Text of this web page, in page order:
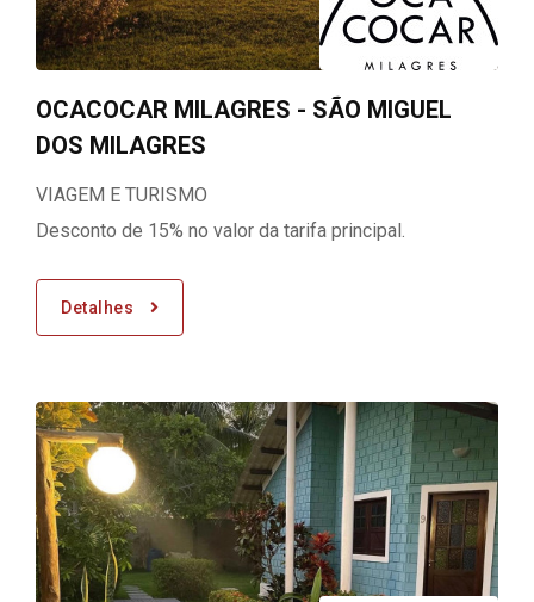
OCACOCAR MILAGRES - SÃO MIGUEL
DOS MILAGRES
VIAGEM E TURISMO
Desconto de 15% no valor da tarifa principal.
Detalhes